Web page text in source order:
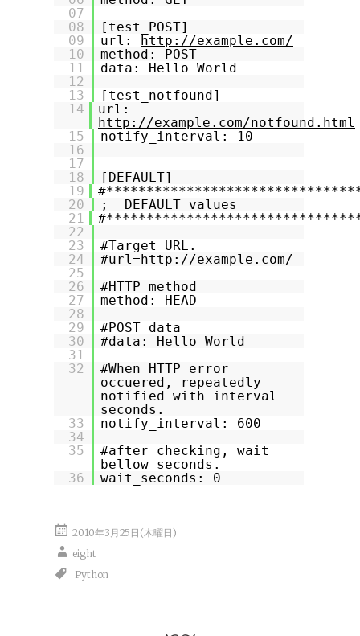
07
08
[test_POST]
09
url: http://example.com/
10
method: POST
11
data: Hello World
12
13
[test_notfound]
14
url:
http://example.com/notfound.html
15
notify_interval: 10
16
17
18
[DEFAULT]
19
20
; DEFAULT values
21
22
23
#Target URL.
24
#url=http://example.com/
25
26
#HTTP method
27
method: HEAD
28
29
#POST data
30
#data: Hello World
31
32
#When HTTP error
occuered, repeatedly
notified with interval
seconds.
33
notify_interval: 600
34
35
#after checking, wait
bellow seconds.
36
wait_seconds: 0
2010年3月25日(木曜日)
eight
Python